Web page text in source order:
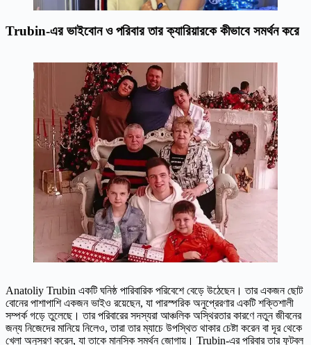
Trubin-এর ভাইবোন ও পরিবার তার ক্যারিয়ারকে কীভাবে সমর্থন করে
Anatoliy Trubin একটি ঘনিষ্ঠ পারিবারিক পরিবেশে বেড়ে উঠেছেন। তার একজন ছোট
বোনের পাশাপাশি একজন ভাইও রয়েছেন, যা পারস্পরিক অনুপ্রেরণার একটি শক্তিশালী
সম্পর্ক গড়ে তুলেছে। তার পরিবারের সদস্যরা আঞ্চলিক অস্থিরতার কারণে নতুন জীবনের
জন্য নিজেদের মানিয়ে নিলেও, তারা তার ম্যাচে উপস্থিত থাকার চেষ্টা করেন বা দূর থেকে
খেলা অনুসরণ করেন, যা তাকে মানসিক সমর্থন জোগায়। Trubin-এর পরিবার তার ফুটবল